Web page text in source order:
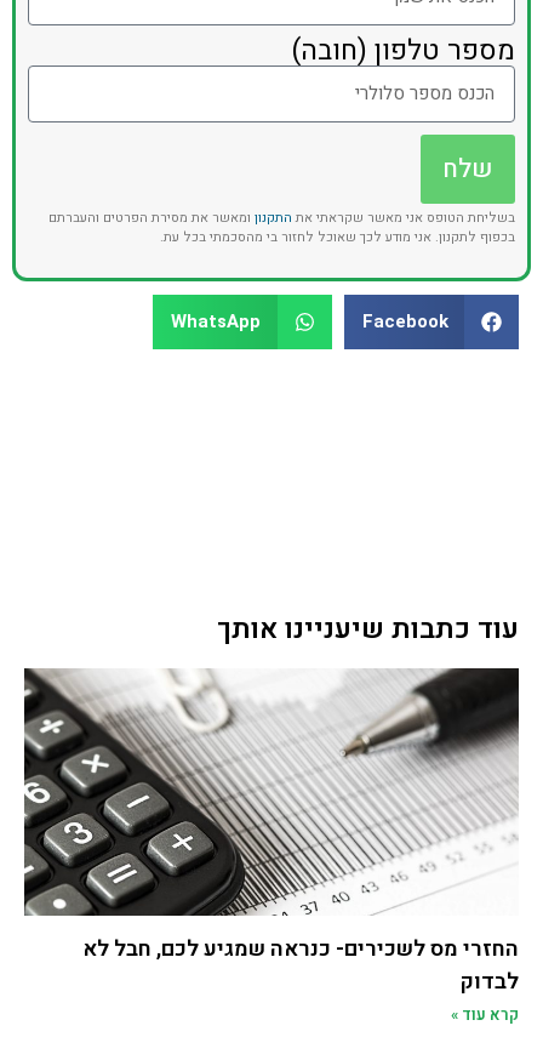
מספר טלפון (חובה)
שלח
בשליחת הטופס אני מאשר שקראתי אתהתקנון ומאשר את מסירת הפרטים והעברתם
בכפוף לתקנון. אני מודע לכך שאוכל לחזור בי מהסכמתי בכל עת.
Facebook
WhatsApp
עוד כתבות שיעניינו אותך
החזרי מס לשכירים- כנראה שמגיע לכם, חבל לא
לבדוק
קרא עוד »